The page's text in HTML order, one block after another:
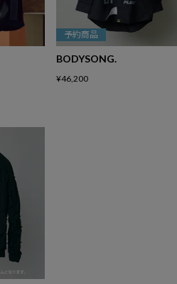
予約商品
BODYSONG.
¥46,200